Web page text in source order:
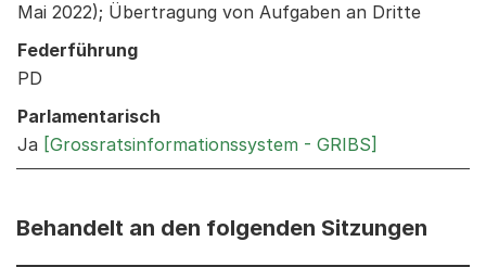
Mai 2022); Übertragung von Aufgaben an Dritte
Federführung
PD
Parlamentarisch
Ja [Grossratsinformationssystem - GRIBS]
Behandelt an den folgenden Sitzungen